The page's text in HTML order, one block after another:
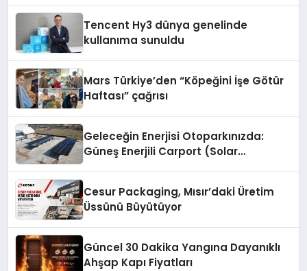
Tencent Hy3 dünya genelinde
kullanıma sunuldu
Mars Türkiye’den “Köpeğini İşe Götür
Haftası” çağrısı
Geleceğin Enerjisi Otoparkınızda:
Güneş Enerjili Carport (Solar
Cesur Packaging, Mısır’daki Üretim
Üssünü Büyütüyor
Güncel 30 Dakika Yangına Dayanıklı
Ahşap Kapı Fiyatları